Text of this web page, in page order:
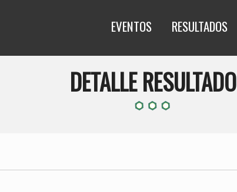
EVENTOS RESULTADOS
DETALLE RESULTADO